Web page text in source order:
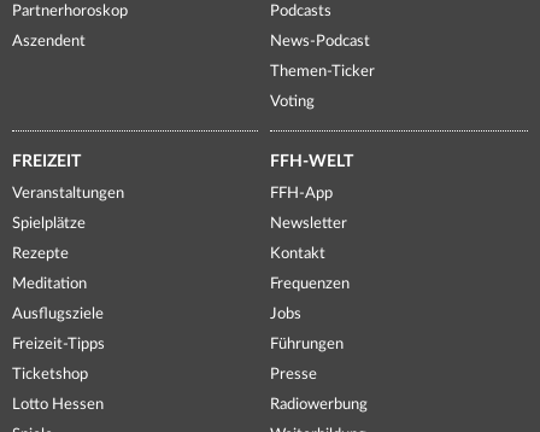
Partnerhoroskop
Aszendent
Podcasts
News-Podcast
Themen-Ticker
Voting
FREIZEIT
Veranstaltungen
Spielplätze
Rezepte
Meditation
Ausflugsziele
Freizeit-Tipps
Ticketshop
Lotto Hessen
FFH-WELT
FFH-App
Newsletter
Kontakt
Frequenzen
Jobs
Führungen
Presse
Radiowerbung